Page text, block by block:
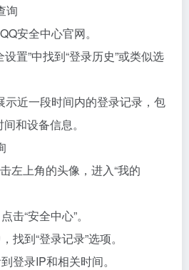
询
安全中心官网。
设置”中找到“登录历史”或类似选
示近一段时间内的登录记录，包
和设备信息。
左上角的头像，进入“我的
击“安全中心”。
找到“登录记录”选项。
登录IP和相关时间。